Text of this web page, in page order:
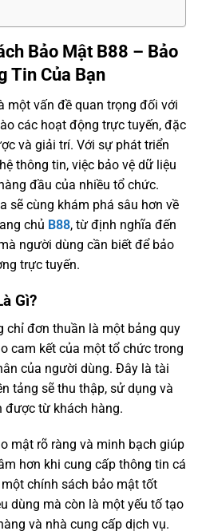
Bảo Mật B88 – Bảo
Tin Của Bạn
một vấn đề quan trọng đối với
các hoạt động trực tuyến, đặc
và giải trí. Với sự phát triển
thông tin, việc bảo vệ dữ liệu
đầu của nhiều tổ chức.
sẽ cùng khám phá sâu hơn về
chủ B88, từ định nghĩa đến
người dùng cần biết để bảo
trực tuyến.
Gì?
chỉ đơn thuần là một bảng quy
cam kết của một tổ chức trong
của người dùng. Đây là tài
tảng sẽ thu thập, sử dụng và
được từ khách hàng.
mật rõ ràng và minh bạch giúp
hơn khi cung cấp thông tin cá
chính sách bảo mật tốt
dùng mà còn là một yếu tố tạo
và nhà cung cấp dịch vụ.